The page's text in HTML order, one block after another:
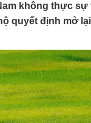
không thực
quyết định mở